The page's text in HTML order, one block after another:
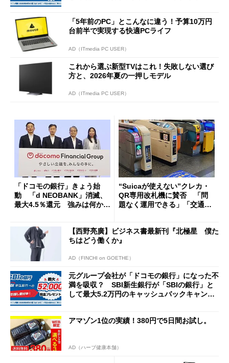
「5年前のPC」とこんなに違う！予算10万円
台前半で実現する快適PCライフ
AD（ITmedia PC USER）
これから選ぶ新型TVはこれ！失敗しない選び
方と、2026年夏の一押しモデル
AD（ITmedia PC USER）
「ドコモの銀行」きょう始
動 「d NEOBANK」消滅、
最大4.5％還元 強みは何か解
“Suicaが使えない”クレカ・
QR専用改札機に賛否 「問
題なく運用できる」「交通系I
【西野亮廣】ビジネス書最新刊『北極星 僕た
ちはどう働くか』
AD（FINCHI on GOETHE）
元グループ会社が「ドコモの銀行」になった不
満を吸収？ SBI新生銀行が「SBIの銀行」と
して最大5.2万円のキャッシュバックキャンペ
アマゾン1位の実績！380円で5日間お試し。
AD（ハーブ健康本舗）